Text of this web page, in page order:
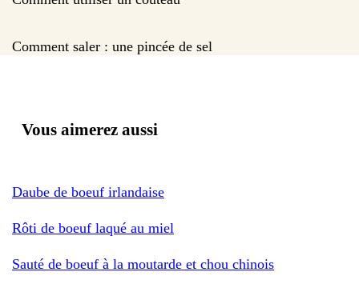
Comment saler : une pincée de sel
Vous aimerez aussi
Daube de boeuf irlandaise
Rôti de boeuf laqué au miel
Sauté de boeuf à la moutarde et chou chinois